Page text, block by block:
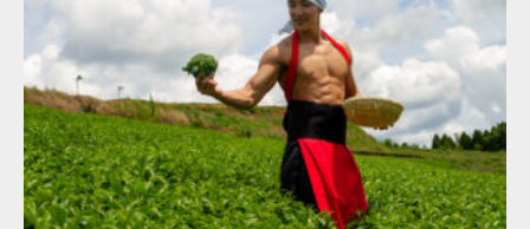
AKIHITO(細マッチョ)
八女 (福
岡)
ダウンロード